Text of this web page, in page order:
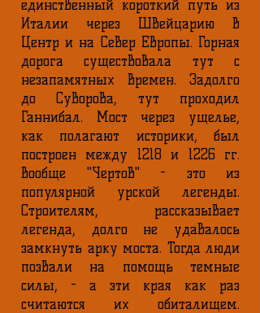
единственный короткий путь из
Италии через Швейцарию в
Центр и на Север Европы. Горная
дорога существовала тут с
незапамятных времен. Задолго
до Суворова, тут проходил
Ганнибал. Мост через ущелье,
как полагают историки, был
построен между 1218 и 1226 гг.
Вообще "Чертов" - это из
популярной урской легенды.
Строителям, рассказывает
легенда, долго не удавалось
замкнуть арку моста. Тогда люди
позвали на помощь темные
силы, - а эти края как раз
считаются их обиталищем.